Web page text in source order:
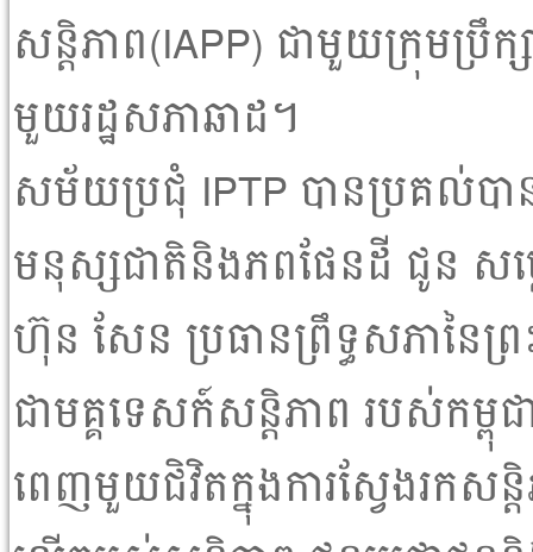
សន្តិភាព(IAPP) ជាមួយក្រុមប្រឹ
មួយរដ្ឋសភាឆាដ។
សម័យប្រជុំ IPTP បានប្រគល់បាន
មនុស្សជាតិនិងភពផែនដី ជូន សម្
ហ៊ុន សែន ប្រធានព្រឹទ្ធសភានៃព្
ជាមគ្គទេសក៍សន្តិភាព របស់កម្ពុ
ពេញមួយជិវិតក្នុងការស្វែងរកសន្